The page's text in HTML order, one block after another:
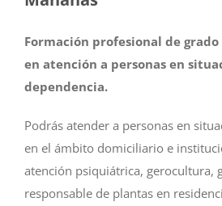
Formación profesional de
en atención a personas en
dependencia.
Podrás atender a personas en
en el ámbito domiciliario e
atención psiquiátrica, gerocultura,
responsable de plantas en